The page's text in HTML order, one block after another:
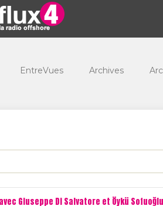
EntreVues Archives
Giuseppe Di Salvatore et Öykü